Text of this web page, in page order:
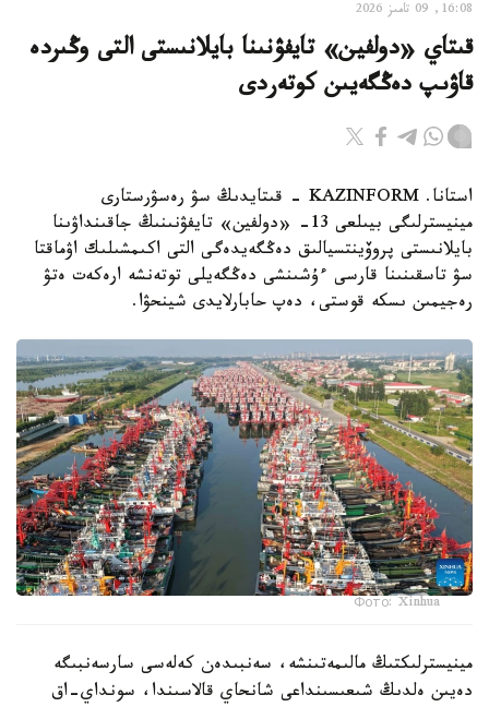
16:08, 09 تامىز 2026
قىتاي «دولفين» تايفۋنىنا بايلانىستى التى وڭىردە
قاۋىپ دەڭگەيىن كوتەردى
استانا. KAZINFORM - قىتايدىڭ سۋ رەسۋرستارى
مينيسترلىگى بيىلعى 13- «دولفين» تايفۋنىنىڭ جاقىنداۋىنا
بايلانىستى پروۆينتسيالىق دەڭگەيدەگى التى اكىمشىلىك اۋماقتا
سۋ تاسقىنىنا قارسى ءۇشىنشى دەڭگەيلى توتەنشە ارەكەت ەتۋ
رەجيمىن ىسكە قوستى، دەپ حابارلايدى شينحۋا.
Фото: Xinhua
مينيسترلىكتىڭ مالىمەتىنشە، سەنبىدەن كەلەسى سارسەنبىگە
دەيىن ەلدىڭ شىعىسىنداعى شانحاي قالاسىندا، سونداي-اق